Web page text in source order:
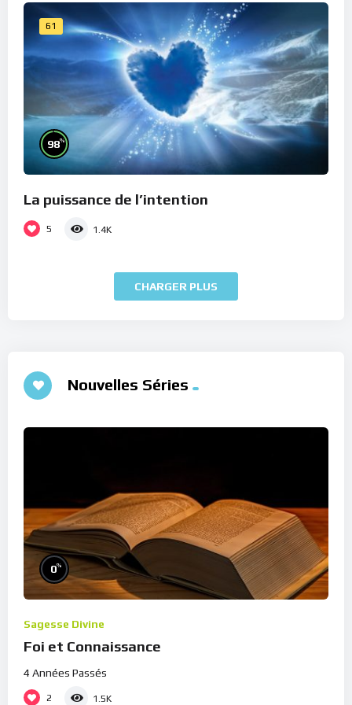
61
98%
La puissance de l’intention
5 1.4K
CHARGER PLUS
Nouvelles Séries
0%
Sagesse Divine
Foi et Connaissance
4 Années Passés
2 1.5K